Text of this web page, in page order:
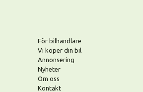
För bilhandlare
Vi köper din bil
Annonsering
Nyheter
Om oss
Kontakt